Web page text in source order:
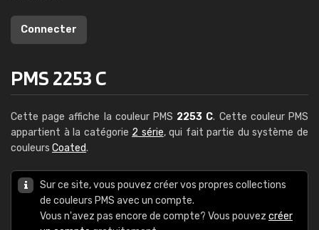
Connecter
PMS 2253 C
Cette page affiche la couleur PMS 2253 C. Cette couleur PMS
appartient à la catégorie 2 série, qui fait partie du système de
couleurs Coated.
Sur ce site, vous pouvez créer vos propres collections
de couleurs PMS avec un compte.
Vous n'avez pas encore de compte? Vous pouvez créer